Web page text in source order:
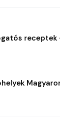
receptek